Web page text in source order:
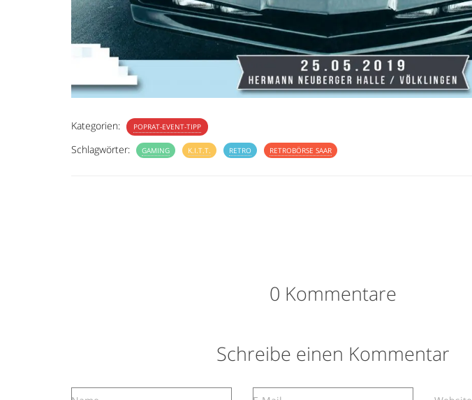
Kategorien: POPRAT-EVENT-TIPP
Schlagwörter: GAMING K.I.T.T. RETRO RETROBÖRSE SAAR
0 Kommentare
Schreibe einen Kommentar